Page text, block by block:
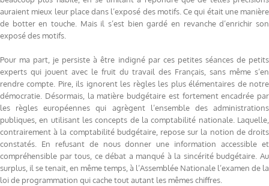
auraient mieux leur place dans l’exposé des motifs. Ce qui était une manière
de botter en touche. Mais il s’est bien gardé en revanche d’enrichir son
exposé des motifs.
Pour ma part, je persiste à être indigné par ces petites séances de petits
experts qui jouent avec le fruit du travail des Français, sans même s’en
rendre compte. Pire, ils ignorent les règles les plus élémentaires de notre
démocratie. Désormais, la matière budgétaire est fortement encadrée par
les règles européennes qui agrègent l’ensemble des administrations
publiques, en utilisant les concepts de la comptabilité nationale. Laquelle,
contrairement à la comptabilité budgétaire, repose sur la notion de droits
constatés. En refusant de nous donner une information accessible et
compréhensible par tous, ce débat a manqué à la sincérité budgétaire. Au
surplus, il se tenait, en même temps, à l’Assemblée Nationale l’examen de la
loi de programmation qui cache tout autant les mêmes chiffres.